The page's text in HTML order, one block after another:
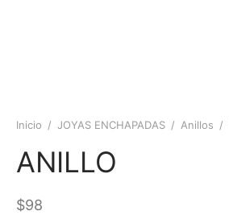
Inicio / JOYAS ENCHAPADAS / Anillos /
ANILLO
$98